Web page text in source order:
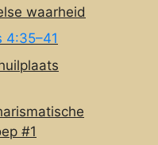
waarheid
4:35–41
#1